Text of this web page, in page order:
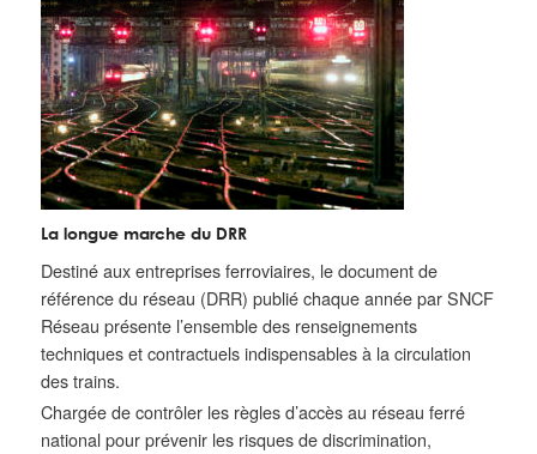
La longue marche du DRR
Destiné aux entreprises ferroviaires, le document de
référence du réseau (DRR) publié chaque année par SNCF
Réseau présente l’ensemble des renseignements
techniques et contractuels indispensables à la circulation
des trains.
Chargée de contrôler les règles d’accès au réseau ferré
national pour prévenir les risques de discrimination,